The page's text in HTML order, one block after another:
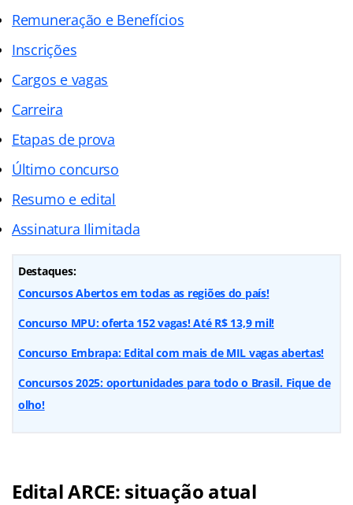
Remuneração e Benefícios
Inscrições
Cargos e vagas
Carreira
Etapas de prova
Último concurso
Resumo e edital
Assinatura Ilimitada
Destaques:
Concursos Abertos em todas as regiões do país!
Concurso MPU: oferta 152 vagas! Até R$ 13,9 mil!
Concurso Embrapa: Edital com mais de MIL vagas abertas!
Concursos 2025: oportunidades para todo o Brasil. Fique de
olho!
Edital ARCE: situação atual